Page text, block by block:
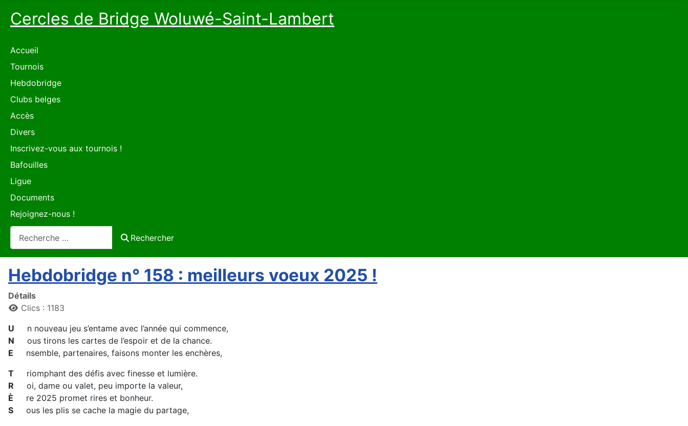
Cercles de Bridge Woluwé-Saint-Lambert
Accueil
Tournois
Hebdobridge
Clubs belges
Accès
Divers
Inscrivez-vous aux tournois !
Bafouilles
Ligue
Documents
Rejoignez-nous !
Rechercher
Hebdobridge n° 158 : meilleurs voeux 2025 !
Détails
Clics : 1183
U n nouveau jeu s’entame avec l’année qui commence,
N ous tirons les cartes de l’espoir et de la chance.
E nsemble, partenaires, faisons monter les enchères,
T riomphant des défis avec finesse et lumière.
R oi, dame ou valet, peu importe la valeur,
È re 2025 promet rires et bonheur.
S ous les plis se cache la magie du partage,